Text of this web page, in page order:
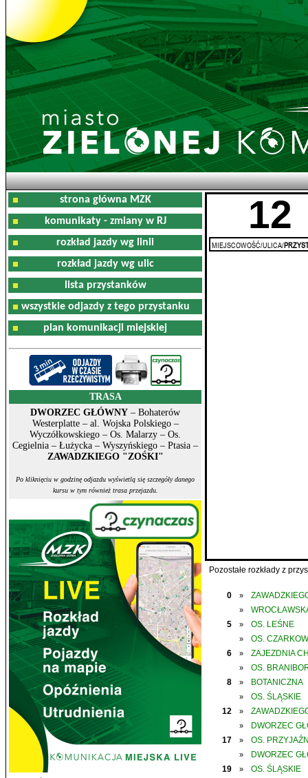
strona główna MZK
komunikaty - zmiany w RJ
rozkład jazdy wg linii
rozkład jazdy wg ulic
lista przystanków
wszystkie odjazdy z tego przystanku
plan komunikacji miejskiej
TRASA
DWORZEC GŁÓWNY – Bohaterów
Westerplatte – al. Wojska Polskiego –
Wyczółkowskiego – Os. Malarzy – Os.
Cegielnia – Łużycka – Wyszyńskiego – Ptasia –
ZAWADZKIEGO "ZOŚKI"
Po kliknięciu w godzinę odjazdu wyświetlą się szczegóły danego
kursu w tym również trasa przejazdu.
12
MIEJSCOWOŚĆ/ULICA/
Pozostałe rozkłady z
0 »
»
5
» OS. LEŚNE
»
OS.
6
» ZAJEZDNIA
»
OS.
8
» BOTANICZNA
»
OS. ŚLĄSKIE
12
»
»
DWORZEC
17
» OS.
»
DWORZEC
19
» OS. ŚLĄSKIE